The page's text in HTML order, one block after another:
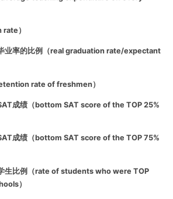
）
业率的比例（real graduation rate/expectant
rate of freshmen）
成绩（bottom SAT score of the TOP 25%
成绩（bottom SAT score of the TOP 75%
生比例（rate of students who were TOP
）